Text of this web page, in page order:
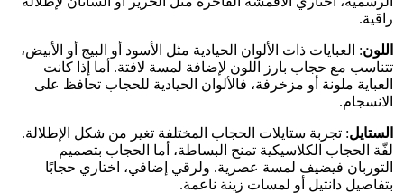
راقية.
اللون: العبايات ذات الألوان الحيادية مثل الأسود أو البيج أو الأبيض،
تتناسب مع حجاب بارز اللون لإضافة لمسة لافتة. أما إذا كانت
العباية ملونة أو مزخرفة، فالألوان الحيادية للحجاب تحافظ على
الانسجام.
الستايل: تجربة ستايلات الحجاب المختلفة تغير من شكل الإطلالة.
لفّة الحجاب الكلاسيكية تمنح البساطة، أما الحجاب بتصميم
التوربان فيضيف لمسة عصرية. ولرقي إضافي، اختاري حجابًا
بتفاصيل دانتيل أو لمسات زينة ناعمة.